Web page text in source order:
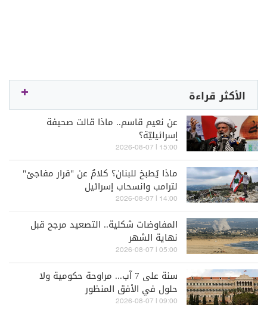
الأكثر قراءة
عن نعيم قاسم.. ماذا قالت صحيفة
إسرائيليّة؟
15:00 | 2026-08-07
ماذا يُطبخ للبنان؟ كلامٌ عن "قرار مفاجئ"
لترامب وانسحاب إسرائيل
14:00 | 2026-08-07
المفاوضات شكلية.. التصعيد مرجح قبل
نهاية الشهر
05:00 | 2026-08-07
سنة على 7 آب... مراوحة حكومية ولا
حلول في الأفق المنظور
09:00 | 2026-08-07